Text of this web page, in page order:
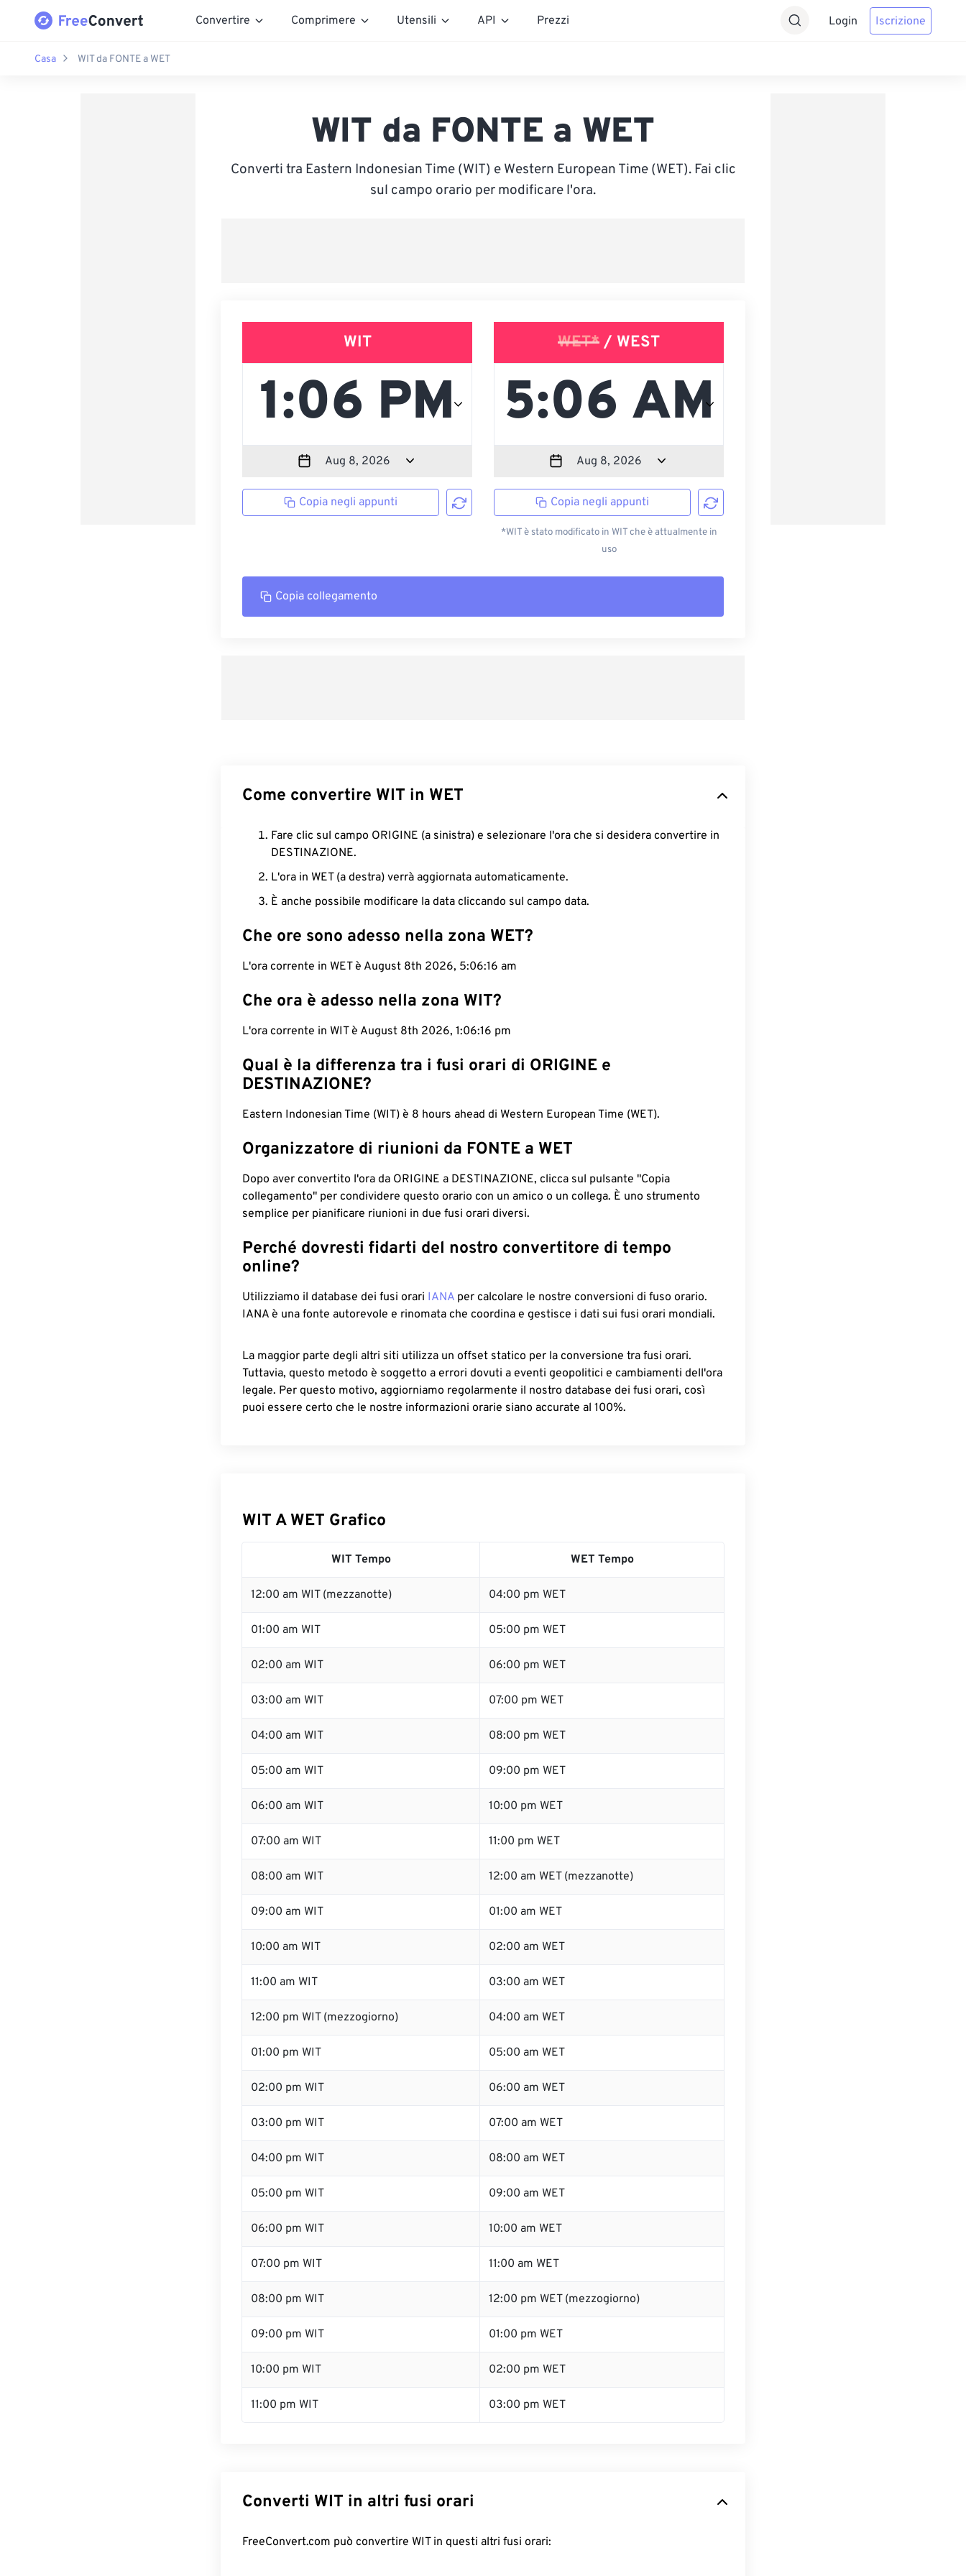
Convertire Comprimere Utensili API Prezzi Login Iscrizione
Casa WIT da FONTE a WET
WIT da FONTE a WET
Converti tra Eastern Indonesian Time (WIT) e Western European Time (WET). Fai clic
sul campo orario per modificare l'ora.
WIT
Copia negli appunti
WET* / WEST
Copia negli appunti
*WIT è stato modificato in WIT che è attualmente in
uso
Copia collegamento
Come convertire WIT in WET
Fare clic sul campo ORIGINE (a sinistra) e selezionare l'ora che si desidera convertire in
DESTINAZIONE.
L'ora in WET (a destra) verrà aggiornata automaticamente.
È anche possibile modificare la data cliccando sul campo data.
Che ore sono adesso nella zona WET?
L'ora corrente in WET è August 8th 2026, 5:06:17 am
Che ora è adesso nella zona WIT?
L'ora corrente in WIT è August 8th 2026, 1:06:17 pm
Qual è la differenza tra i fusi orari di ORIGINE e
DESTINAZIONE?
Eastern Indonesian Time (WIT) è 8 hours ahead di Western European Time (WET).
Organizzatore di riunioni da FONTE a WET
Dopo aver convertito l'ora da ORIGINE a DESTINAZIONE, clicca sul pulsante "Copia
collegamento" per condividere questo orario con un amico o un collega. È uno strumento
semplice per pianificare riunioni in due fusi orari diversi.
Perché dovresti fidarti del nostro convertitore di tempo
online?
Utilizziamo il database dei fusi orari IANA per calcolare le nostre conversioni di fuso orario.
IANA è una fonte autorevole e rinomata che coordina e gestisce i dati sui fusi orari mondiali.
La maggior parte degli altri siti utilizza un offset statico per la conversione tra fusi orari.
Tuttavia, questo metodo è soggetto a errori dovuti a eventi geopolitici e cambiamenti dell'ora
legale. Per questo motivo, aggiorniamo regolarmente il nostro database dei fusi orari, così
puoi essere certo che le nostre informazioni orarie siano accurate al 100%.
WIT A WET Grafico
WIT Tempo WET Tempo
12:00 am WIT (mezzanotte) 04:00 pm WET
01:00 am WIT 05:00 pm WET
02:00 am WIT 06:00 pm WET
03:00 am WIT 07:00 pm WET
04:00 am WIT 08:00 pm WET
05:00 am WIT 09:00 pm WET
06:00 am WIT 10:00 pm WET
07:00 am WIT 11:00 pm WET
08:00 am WIT 12:00 am WET (mezzanotte)
09:00 am WIT 01:00 am WET
10:00 am WIT 02:00 am WET
11:00 am WIT 03:00 am WET
12:00 pm WIT (mezzogiorno) 04:00 am WET
01:00 pm WIT 05:00 am WET
02:00 pm WIT 06:00 am WET
03:00 pm WIT 07:00 am WET
04:00 pm WIT 08:00 am WET
05:00 pm WIT 09:00 am WET
06:00 pm WIT 10:00 am WET
07:00 pm WIT 11:00 am WET
08:00 pm WIT 12:00 pm WET (mezzogiorno)
09:00 pm WIT 01:00 pm WET
10:00 pm WIT 02:00 pm WET
11:00 pm WIT 03:00 pm WET
Converti WIT in altri fusi orari
FreeConvert.com può convertire WIT in questi altri fusi orari: